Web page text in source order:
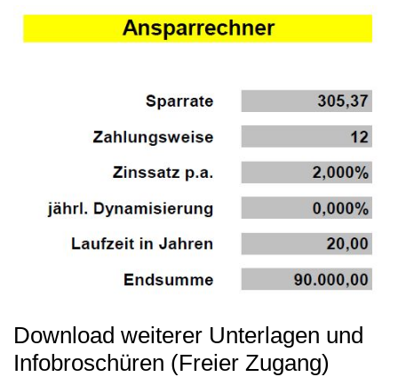
Download weiterer Unterlagen und
Infobroschüren (Freier Zugang)